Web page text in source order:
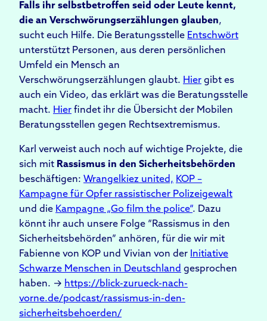
Falls ihr selbstbetroffen seid oder Leute kennt,
die an Verschwörungserzählungen glauben,
sucht euch Hilfe. Die Beratungsstelle Entschwört
unterstützt Personen, aus deren persönlichen
Umfeld ein Mensch an
Verschwörungserzählungen glaubt. Hier gibt es
auch ein Video, das erklärt was die Beratungsstelle
macht. Hier findet ihr die Übersicht der Mobilen
Beratungsstellen gegen Rechtsextremismus.
Karl verweist auch noch auf wichtige Projekte, die
sich mit Rassismus in den Sicherheitsbehörden
beschäftigen: Wrangelkiez united, KOP –
Kampagne für Opfer rassistischer Polizeigewalt
und die Kampagne „Go film the police“. Dazu
könnt ihr auch unsere Folge “Rassismus in den
Sicherheitsbehörden” anhören, für die wir mit
Fabienne von KOP und Vivian von der Initiative
Schwarze Menschen in Deutschland gesprochen
haben. → https://blick-zurueck-nach-
vorne.de/podcast/rassismus-in-den-
sicherheitsbehoerden/